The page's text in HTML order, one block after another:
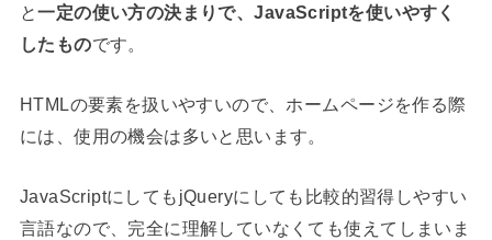
と一定の使い方の決まりで、JavaScriptを使いやすく
したものです。
HTMLの要素を扱いやすいので、ホームページを作る際
には、使用の機会は多いと思います。
JavaScriptにしてもjQueryにしても比較的習得しやすい
言語なので、完全に理解していなくても使えてしまいま